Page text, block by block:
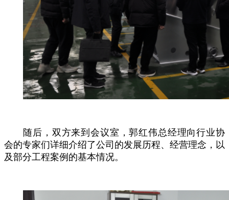
随后，双方来到会议室，郭红伟总经理向行业协
会的专家们详细介绍了公司的发展历程、经营理念，以
及部分工程案例的基本情况。